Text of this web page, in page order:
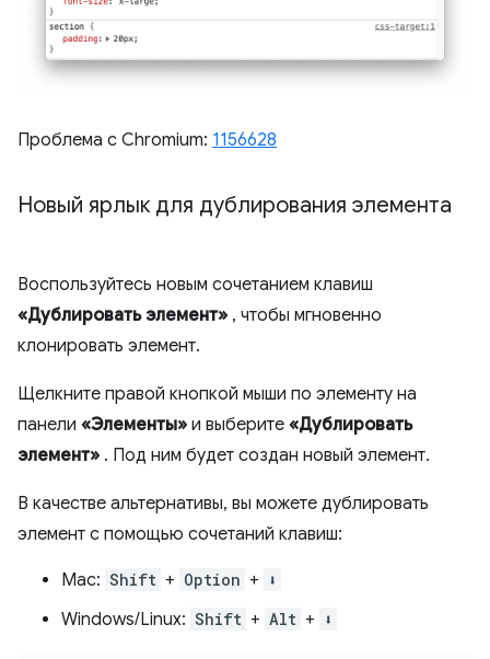
Проблема с Chromium: 1156628
Новый ярлык для дублирования элемента
Воспользуйтесь новым сочетанием клавиш
«Дублировать элемент» , чтобы мгновенно
клонировать элемент.
Щелкните правой кнопкой мыши по элементу на
панели «Элементы» и выберите «Дублировать
элемент» . Под ним будет создан новый элемент.
В качестве альтернативы, вы можете дублировать
элемент с помощью сочетаний клавиш:
Mac: Shift + Option + ⬇️
Windows/Linux: Shift + Alt + ⬇️